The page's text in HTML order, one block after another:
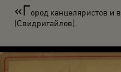
«Город канцеляристов и
(Свидригайлов).